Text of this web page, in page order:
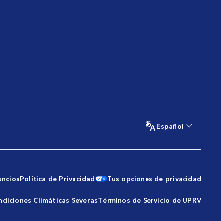
Español
Política de Privacidad Tus opciones de privacidad
Climáticas SeverasTérminos de Servicio de UPRV